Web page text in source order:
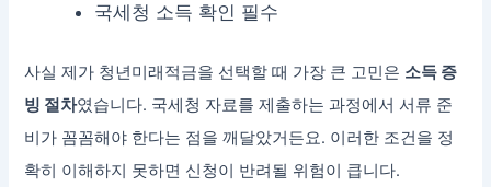
국세청 소득 확인 필수
사실 제가 청년미래적금을 선택할 때 가장 큰 고민은 소득 증
빙 절차였습니다. 국세청 자료를 제출하는 과정에서 서류 준
비가 꼼꼼해야 한다는 점을 깨달았거든요. 이러한 조건을 정
확히 이해하지 못하면 신청이 반려될 위험이 큽니다.